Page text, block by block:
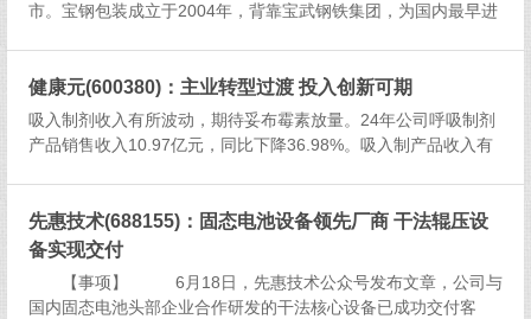
市。宝钢包装成立于2004年，背靠宝武钢铁集团，为国内最早进
向上，2...
健康元(600380)：主业转型过渡 投入创新可期
吸入制剂收入有所波动，期待妥布霉素放量。24年公司呼吸制剂
产品销售收入10.97亿元，同比下降36.98%。吸入制产品收入有
先惠技术(688155)：固态电池设备领先厂商 干法辊压设
备实现交付
【事项】 6月18日，先惠技术公众号发布文章，公司与
国内固态电池头部企业合作研发的干法核心设备已成功交付客